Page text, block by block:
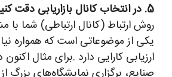
5. در انتخاب کانال بازاریابی دقت کنید
روش ارتباط (کانال ارتباطی) شما با
یکی از موضوعاتی است که همواره
ارزیابی کارایی دارد .برای مثال